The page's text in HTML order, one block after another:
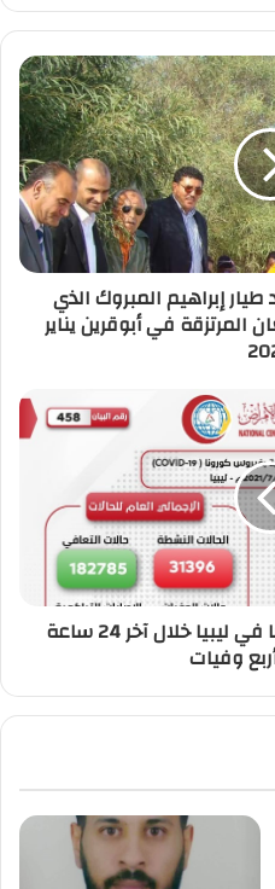
إبراهيم المبروك الذي
في أبوقرين يناير
(2866) إصابة جديدة بكورونا في ليبيا خلال آخر 24 ساعة
وفيات